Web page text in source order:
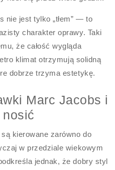
nie jest tylko „tłem” — to
charakter oprawy. Taki
że całość wygląda
klimat otrzymują solidną
dobrze trzyma estetykę.
Marc Jacobs i
kierowane zarówno do
w przedziale wiekowym
jednak, że dobry styl